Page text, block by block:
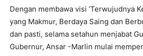
Dengan membawa visi ‘Terwujudnya
yang Makmur, Berdaya Saing dan
dan pasti, selama setahun menjabat
Gubernur, Ansar -Marlin mulai